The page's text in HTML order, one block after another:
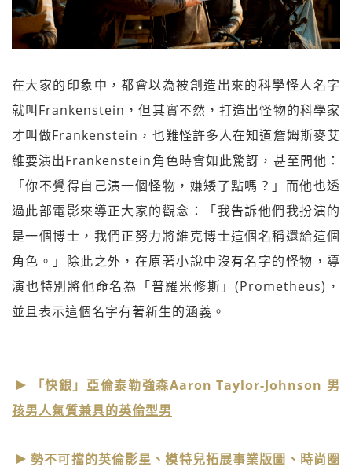
在大家的印象中，都會以為被創造出來的科學怪人名字
就叫Frankenstein，但其實不然，打造出怪物的科學家
才叫做Frankenstein，也難怪許多人在知道詹姆斯麥艾
維要演出Frankenstein角色時會如此驚訝，甚至問他：
「你不覺得自己演一個怪物，嫌矮了點嗎？」而他也透
過此部電影來導正大家的觀念：「我告訴他們我扮演的
是一個博士，我們正努力將維克博士這個名稱還給這個
角色。」除此之外，在原著小說中沒有名字的怪物，導
演也特別將他命名為「普羅米修斯」(Prometheus)，
並且表示這個名字有著新生的涵義。
「快銀」亞倫泰勒強森Aaron Taylor-Johnson 男
孩男人氣質兼具的英倫型男
勢不可擋的英倫影星、模特兒拓展事業版圖、時尚圈